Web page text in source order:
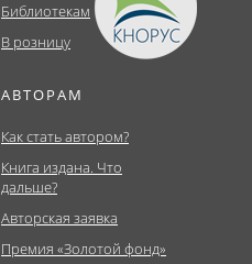
Библиотекам
В розницу
АВТОРАМ
Как стать автором?
Книга издана. Что
дальше?
Авторская заявка
Премия «Золотой фонд»